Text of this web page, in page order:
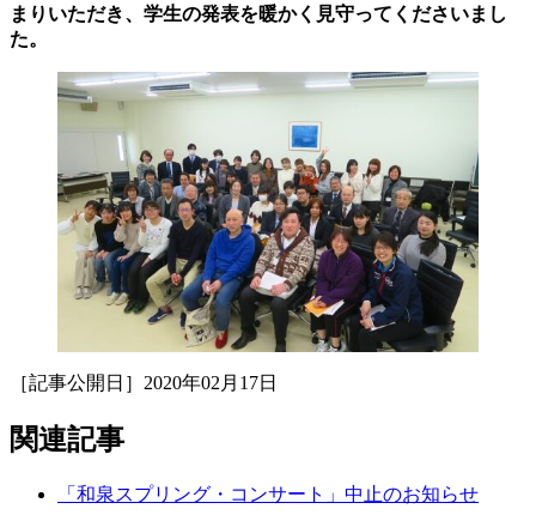
まりいただき、学生の発表を暖かく見守ってくださいまし
た。
［記事公開日］2020年02月17日
関連記事
「和泉スプリング・コンサート」中止のお知らせ